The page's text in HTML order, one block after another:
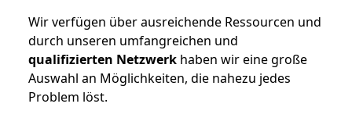
Wir verfügen über ausreichende Ressourcen und
durch unseren umfangreichen und
qualifizierten Netzwerk haben wir eine große
Auswahl an Möglichkeiten, die nahezu jedes
Problem löst.